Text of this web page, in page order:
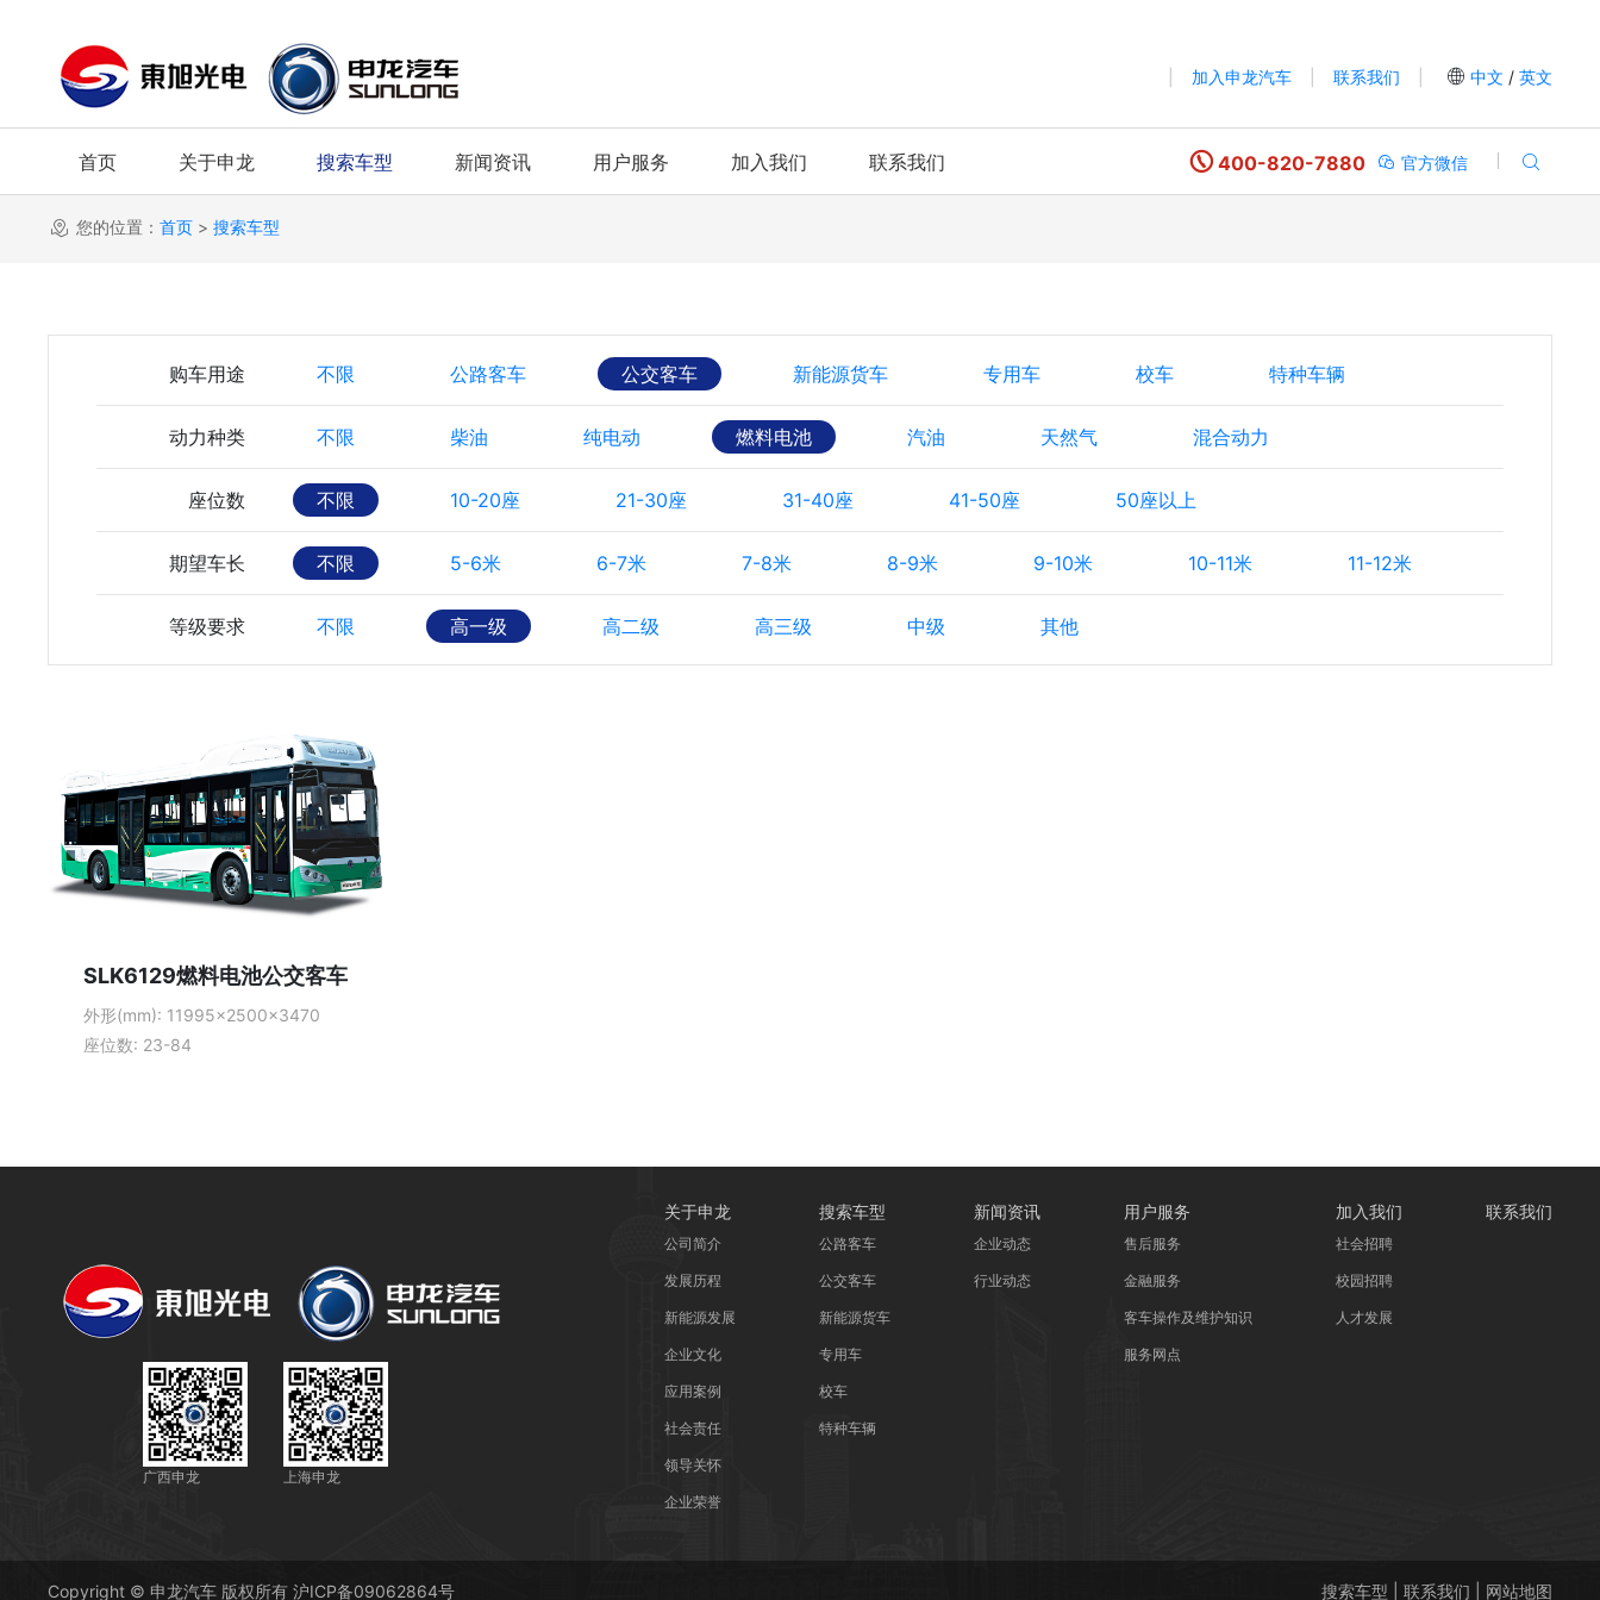
加入申龙汽车 联系我们 中文 / 英文
首页 关于申龙 搜索车型 新闻资讯 用户服务 加入我们 联系我们 400-820-7880 官方微信
您的位置： 首页 > 搜索车型
购车用途 不限 公路客车 公交客车 新能源货车 专用车 校车 特种车辆
动力种类 不限 柴油 纯电动 燃料电池 汽油 天然气 混合动力
座位数 不限 10-20座 21-30座 31-40座 41-50座 50座以上
期望车长 不限 5-6米 6-7米 7-8米 8-9米 9-10米 10-11米 11-12米
等级要求 不限 高一级 高二级 高三级 中级 其他
SLK6129燃料电池公交客车
外形(mm): 11995×2500×3470
座位数: 23-84
广西申龙 上海申龙
关于申龙
公司简介
发展历程
新能源发展
企业文化
应用案例
社会责任
领导关怀
企业荣誉
搜索车型
公路客车
公交客车
新能源货车
专用车
校车
特种车辆
新闻资讯
企业动态
行业动态
用户服务
售后服务
金融服务
客车操作及维护知识
服务网点
加入我们
社会招聘
校园招聘
人才发展
联系我们
Copyright © 申龙汽车 版权所有 沪ICP备09062864号 搜索车型 联系我们 网站地图